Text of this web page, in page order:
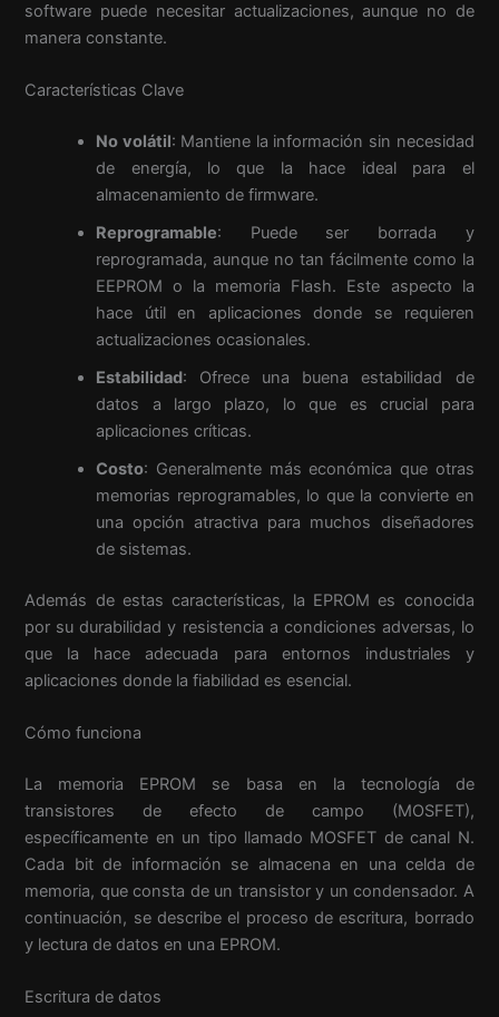
software puede necesitar actualizaciones, aunque no de
manera constante.
Características Clave
No volátil: Mantiene la información sin necesidad
de energía, lo que la hace ideal para el
almacenamiento de firmware.
Reprogramable: Puede ser borrada y
reprogramada, aunque no tan fácilmente como la
EEPROM o la memoria Flash. Este aspecto la
hace útil en aplicaciones donde se requieren
actualizaciones ocasionales.
Estabilidad: Ofrece una buena estabilidad de
datos a largo plazo, lo que es crucial para
aplicaciones críticas.
Costo: Generalmente más económica que otras
memorias reprogramables, lo que la convierte en
una opción atractiva para muchos diseñadores
de sistemas.
Además de estas características, la EPROM es conocida
por su durabilidad y resistencia a condiciones adversas, lo
que la hace adecuada para entornos industriales y
aplicaciones donde la fiabilidad es esencial.
Cómo funciona
La memoria EPROM se basa en la tecnología de
transistores de efecto de campo (MOSFET),
específicamente en un tipo llamado MOSFET de canal N.
Cada bit de información se almacena en una celda de
memoria, que consta de un transistor y un condensador. A
continuación, se describe el proceso de escritura, borrado
y lectura de datos en una EPROM.
Escritura de datos